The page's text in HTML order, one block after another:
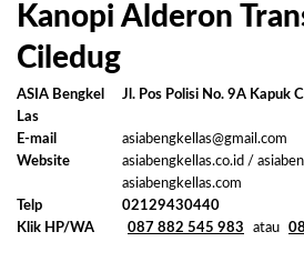
Kanopi Alderon
Ciledug
ASIA Bengkel
Las
Jl. Pos Polisi No. 9A Kapuk
E-mail
asiabengkellas@gmail.com
Website
asiabengkellas.co.id /
asiabengkellas.com
Telp
02129430440
Klik HP/WA
087 882 545 983 atau